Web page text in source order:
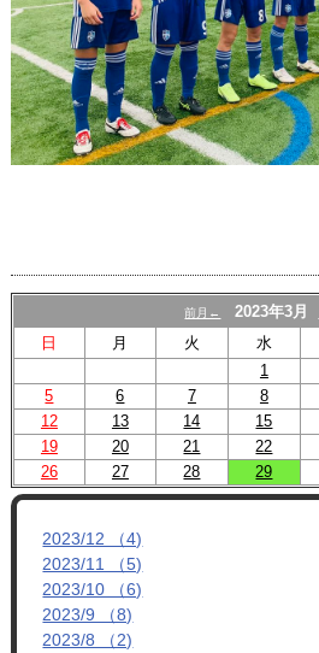
前月← 2023年3月
日 月 火 水
1
5
6 7 8
12
13 14 15
19
20 21 22
26
27 28 29
2023/12 （4)
2023/11 （5)
2023/10 （6)
2023/9 （8)
2023/8 （2)